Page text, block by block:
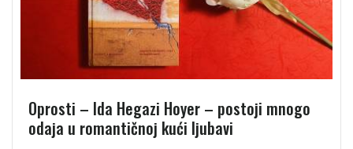
Oprosti – Ida Hegazi Hoyer – postoji mnogo
odaja u romantičnoj kući ljubavi